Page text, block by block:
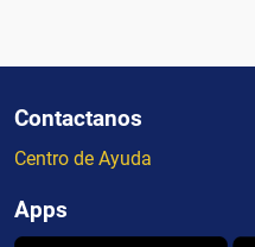
Contactanos
Centro de Ayuda
Apps